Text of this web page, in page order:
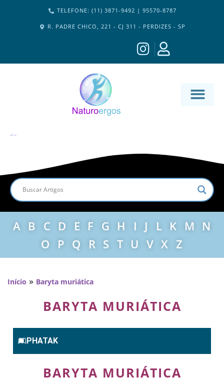
TELEFONE: (11) 3871-9492 | 95570-8787
R. PADRE CHICO, 221 - CJ 311 - PERDIZES - SP
A B C D E F G H I J L K M N
O
P Q R S T U V X Z
Início » Baryta muriática
BARYTA MURIÁTICA
PHATAK
BARYTA MURIÁTICA